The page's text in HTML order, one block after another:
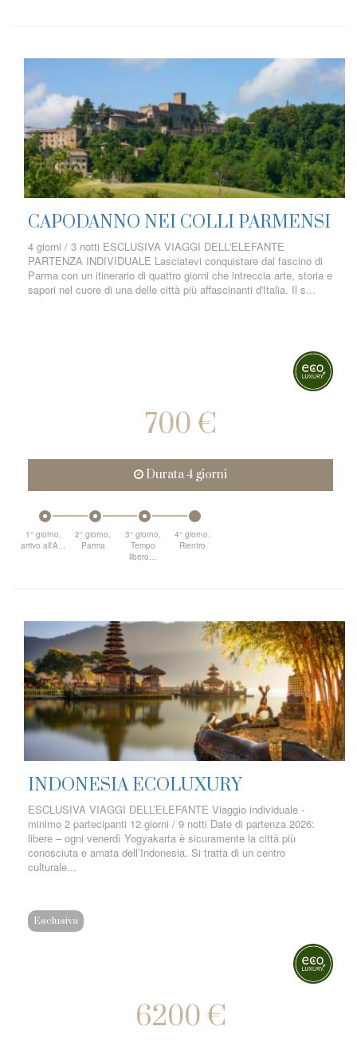
CAPODANNO NEI COLLI PARMENSI
4 giorni / 3 notti ESCLUSIVA VIAGGI DELL'ELEFANTE
PARTENZA INDIVIDUALE Lasciatevi conquistare dal fascino di
Parma con un itinerario di quattro giorni che intreccia arte, storia e
sapori nel cuore di una delle città più affascinanti d'Italia. Il s...
700 €
Durata 4 giorni
1° giorno,
arrivo all'A...
2° giorno,
Parma
3° giorno,
Tempo
libero...
4° giorno,
Rientro
INDONESIA ECOLUXURY
ESCLUSIVA VIAGGI DELL’ELEFANTE Viaggio individuale -
minimo 2 partecipanti 12 giorni / 9 notti Date di partenza 2026:
libere – ogni venerdì Yogyakarta è sicuramente la città più
conosciuta e amata dell’Indonesia. Si tratta di un centro
culturale...
Esclusiva
6200 €